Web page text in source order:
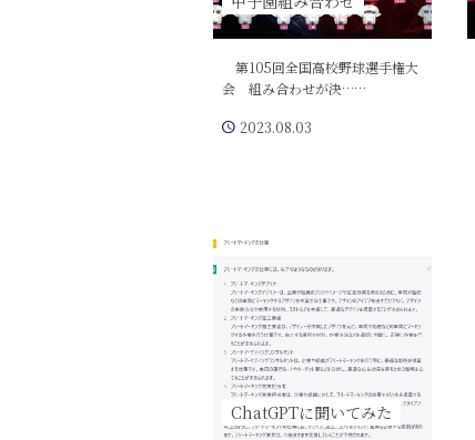
第105回全国高校野球選手権大
会 組み合わせが決……
2023.08.03
ChatGPTに聞いてみた